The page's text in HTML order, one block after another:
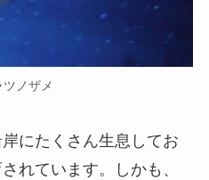
ツノザメ
にたくさん生息してお
れています。しかも、